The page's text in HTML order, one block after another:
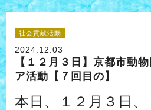
社会貢献活動
2024.12.03
【１２月３日】京都市動
ア活動【７回目の】
本日、１２月３日、